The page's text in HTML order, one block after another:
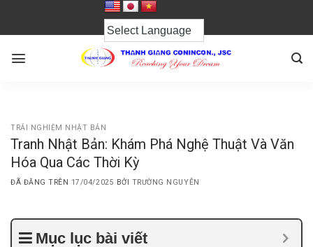
dung
TRẢI NGHIỆM NHẬT BẢN
Tranh Nhật Bản: Khám Phá Nghệ Thuật Và Văn
Hóa Qua Các Thời Kỳ
ĐÃ ĐĂNG TRÊN 17/04/2025 BỞI TRƯỜNG NGUYỄN
Mục lục bài viết